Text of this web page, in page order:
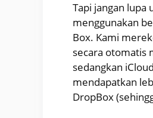
Tapi jangan lupa
menggunakan
Box. Kami
secara otomatis
sedangkan
mendapatkan
DropBox